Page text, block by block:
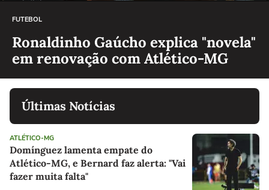
FUTEBOL
Ronaldinho Gaúcho explica "novela"
em renovação com Atlético-MG
Últimas Notícias
ATLÉTICO-MG
Domínguez lamenta empate do
Atlético-MG, e Bernard faz alerta: "Vai
fazer muita falta"